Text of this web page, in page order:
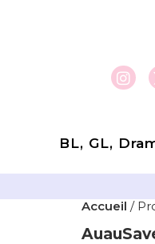
BL, GL,
Accueil /